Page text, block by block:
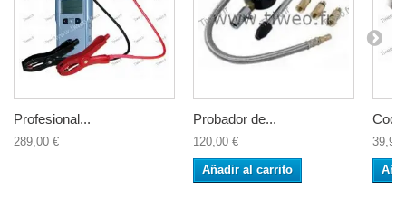
Profesional...
289,00 €
Probador de...
120,00 €
Añadir al carrito
39,90